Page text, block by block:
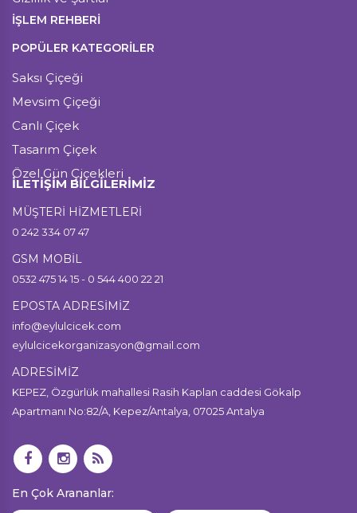
İŞLEM REHBERİ
POPÜLER KATEGORİLER
Saksı Çiçeği
Mevsim Çiçeği
Canlı Çiçek
Tasarım Çiçek
Özel Gün Çiçekleri
İLETİŞİM BİLGİLERİMİZ
MÜŞTERİ HİZMETLERİ
0 242 334 07 47
GSM MOBİL
0532 475 14 15 - 0 544 400 22 21
EPOSTA ADRESİMİZ
info@eylulcicek.com
eylulcicekorganizasyon@gmail.com
ADRESİMİZ
KEPEZ, Özgürlük mahallesi Rasih Kaplan caddesi Gökalp
Apartmanı No:82/A, Kepez/Antalya, 07025 Antalya
En Çok Arananlar: